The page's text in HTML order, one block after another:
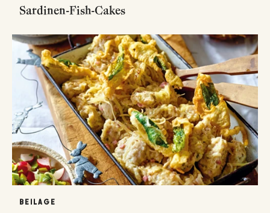
Sardinen-Fish-Cakes
BEILAGE